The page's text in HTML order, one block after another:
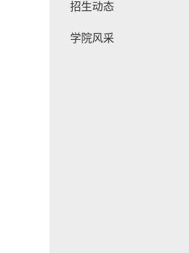
招生动态
学院风采